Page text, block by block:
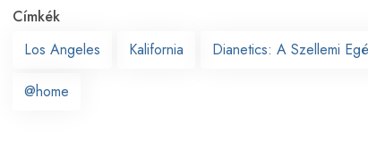
Címkék
Los Angeles
Kalifornia Dianetics: A Szellemi
@home